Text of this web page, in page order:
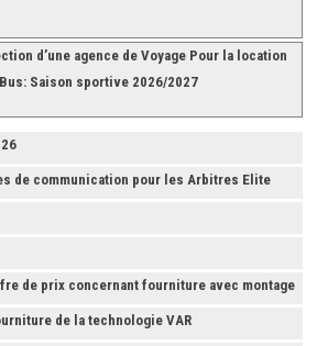
d’une agence de Voyage Pour la location
Saison sportive 2026/2027
de communication pour les Arbitres Elite
de prix concernant fourniture avec montage
pour la Fédération Tunisienne de Football
de la technologie VAR